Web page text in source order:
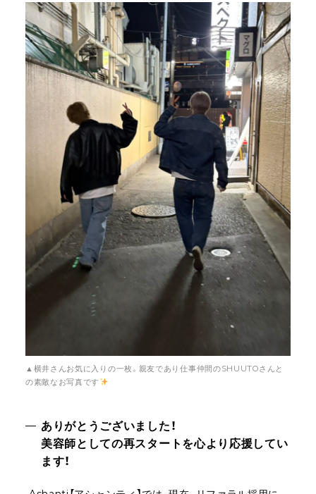
▲横井さんお気に入りの一枚。親友であり仕事仲間のSHUUTOさんと
の素敵なお写真です
ありがとうございました！
美容師としての再スタートを心より応援してい
ます！